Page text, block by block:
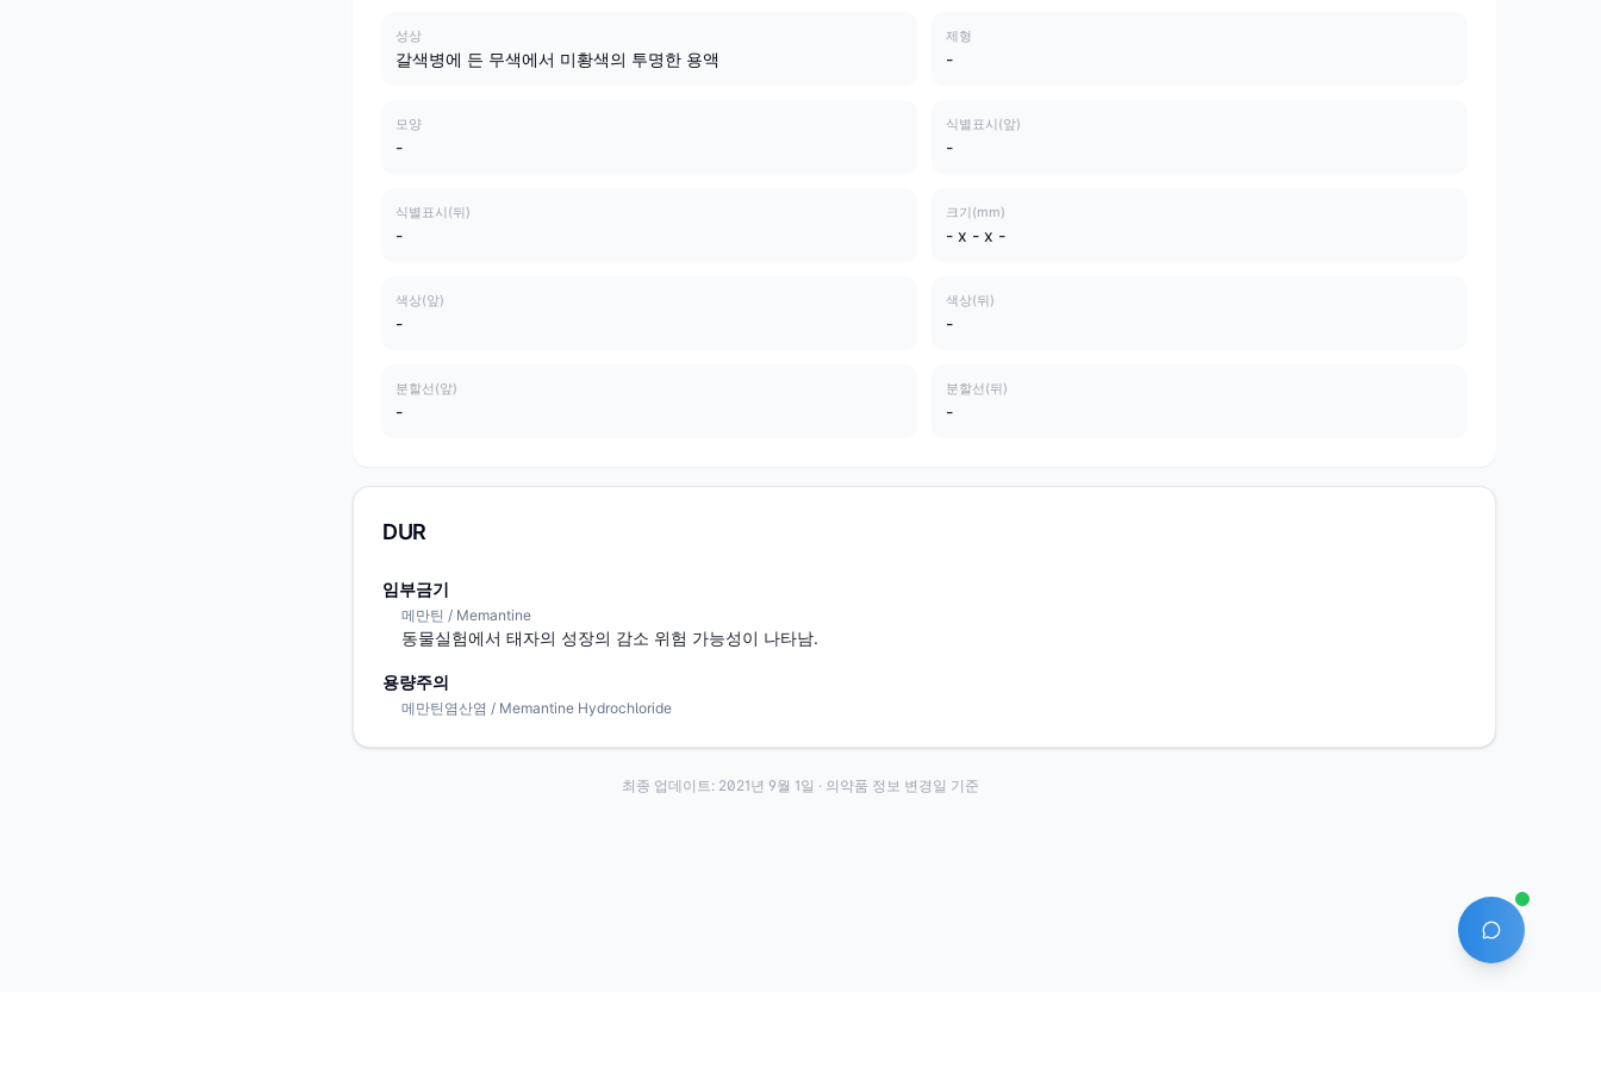
성상
갈색병에 든 무색에서 미황색의 투명한 용액
제형
-
모양
-
식별표시(앞)
-
식별표시(뒤)
-
크기(mm)
- x - x -
색상(앞)
-
색상(뒤)
-
분할선(앞)
-
분할선(뒤)
-
DUR
임부금기
메만틴 / Memantine
동물실험에서 태자의 성장의 감소 위험 가능성이 나타남.
용량주의
메만틴염산염 / Memantine Hydrochloride
AI 에이전트
최종 업데이트: 2021년 9월 1일 · 의약품 정보 변경일 기준